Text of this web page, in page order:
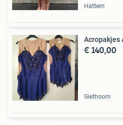
Hattem
Acropakjes
€ 140,00
Giethoorn